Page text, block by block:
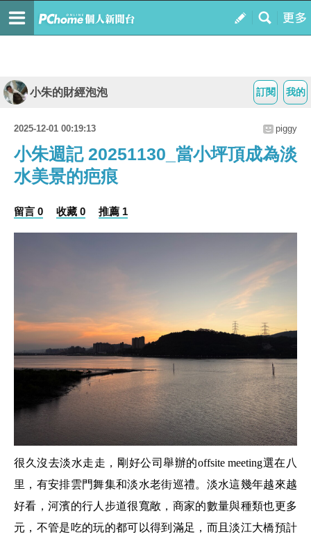
我的
訂閱
小朱的財經泡泡
2025-12-01 00:19:13 piggy
小朱週記 20251130_當小坪頂成為淡
水美景的疤痕
留言 0 收藏 0 推薦 1
很久沒去淡水走走，剛好公司舉辦的offsite meeting選在八
里，有安排雲門舞集和淡水老街巡禮。淡水這幾年越來越
好看，河濱的行人步道很寬敞，商家的數量與種類也更多
元，不管是吃的玩的都可以得到滿足，而且淡江大橋預計